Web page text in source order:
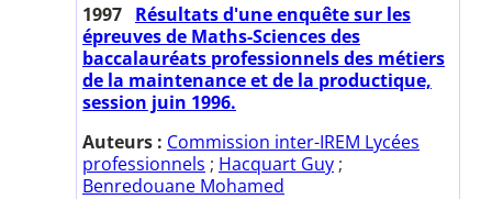
1997 Résultats d'une enquête sur les
épreuves de Maths-Sciences des
baccalauréats professionnels des métiers
de la maintenance et de la productique,
session juin 1996.
Auteurs : Commission inter-IREM Lycées
professionnels ; Hacquart Guy ;
Benredouane Mohamed